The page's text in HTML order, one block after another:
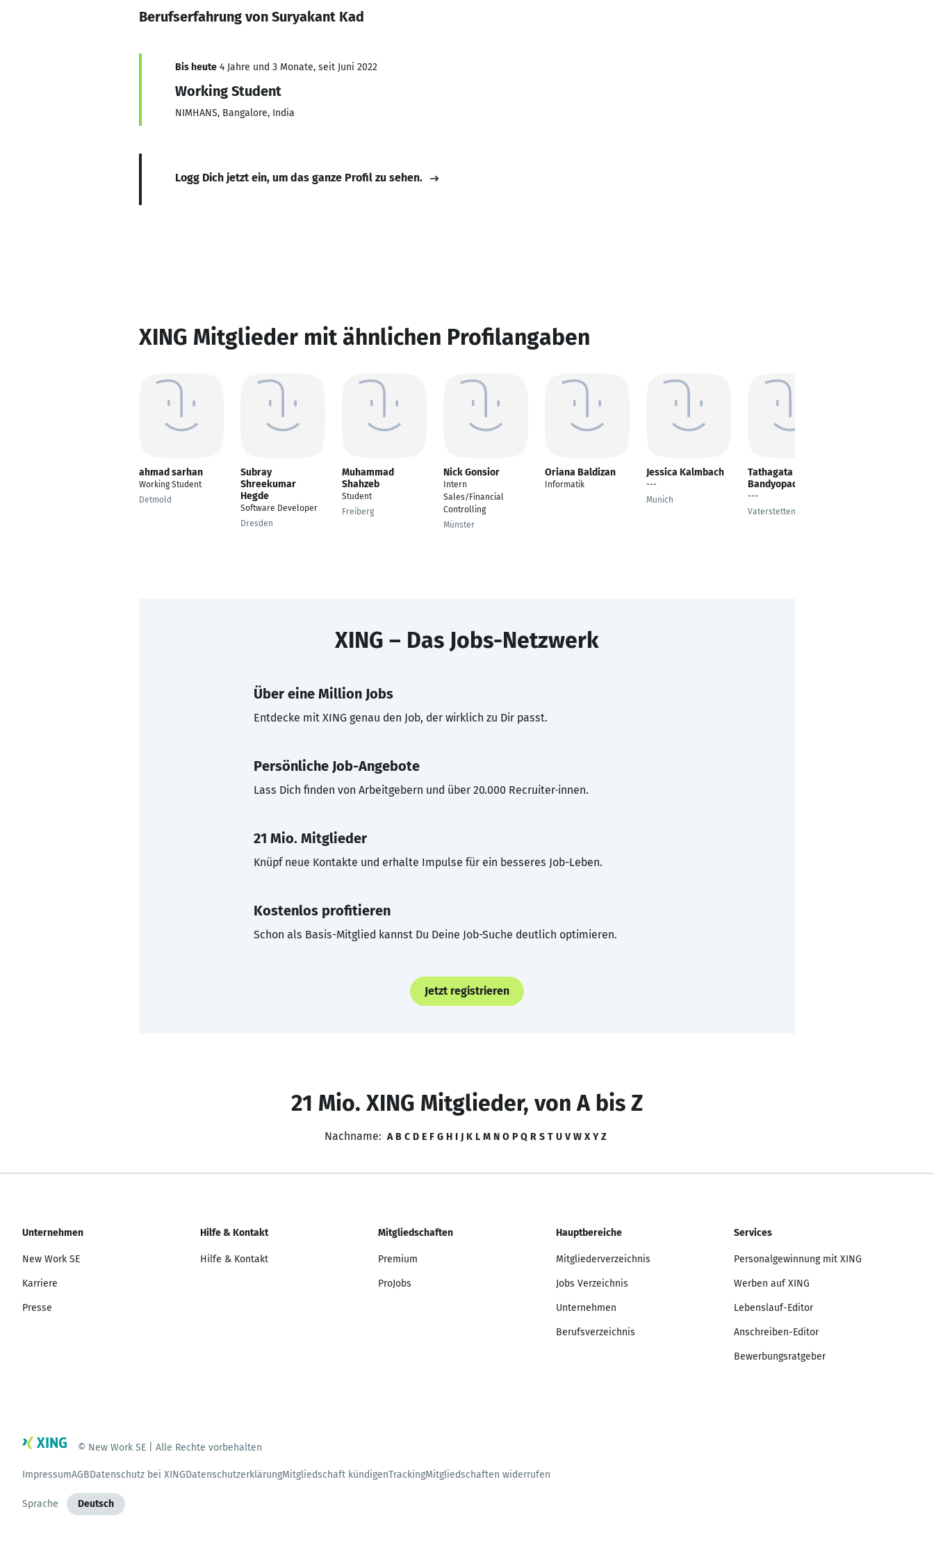
Berufserfahrung von Suryakant Kad
Bis heute 4 Jahre und 3 Monate, seit Juni 2022
Working Student
NIMHANS, Bangalore, India
Logg Dich jetzt ein, um das ganze Profil zu sehen.
XING Mitglieder mit ähnlichen Profilangaben
ahmad sarhan
Working Student
Detmold
Subray
Shreekumar
Hegde
Software Developer
Dresden
Muhammad
Shahzeb
Student
Freiberg
Nick Gonsior
Intern
Sales/Financial
Controlling
Münster
Oriana Baldizan
Informatik
Jessica Kalmbach
---
Munich
Tathagata
Bandyopadhyay
---
Vaterstetten
XING – Das Jobs-Netzwerk
Über eine Million Jobs
Entdecke mit XING genau den Job, der wirklich zu Dir passt.
Persönliche Job-Angebote
Lass Dich finden von Arbeitgebern und über 20.000 Recruiter·innen.
21 Mio. Mitglieder
Knüpf neue Kontakte und erhalte Impulse für ein besseres Job-Leben.
Kostenlos profitieren
Schon als Basis-Mitglied kannst Du Deine Job-Suche deutlich optimieren.
Jetzt registrieren
21 Mio. XING Mitglieder, von A bis Z
Nachname: A B C D E F G H I J K L M N O P Q R S T U V W X Y Z
Unternehmen
New Work SE
Karriere
Presse
Hilfe & Kontakt
Hilfe & Kontakt
Mitgliedschaften
Premium
ProJobs
Hauptbereiche
Mitgliederverzeichnis
Jobs Verzeichnis
Unternehmen
Berufsverzeichnis
Services
Personalgewinnung mit XING
Werben auf XING
Lebenslauf-Editor
Anschreiben-Editor
Bewerbungsratgeber
© New Work SE | Alle Rechte vorbehalten
ImpressumAGBDatenschutz bei XINGDatenschutzerklärungMitgliedschaft kündigenTrackingMitgliedschaften widerrufen
Sprache Deutsch